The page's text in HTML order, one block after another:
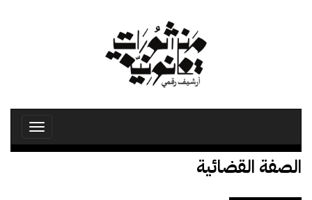
Toggle
الصفة القضائية